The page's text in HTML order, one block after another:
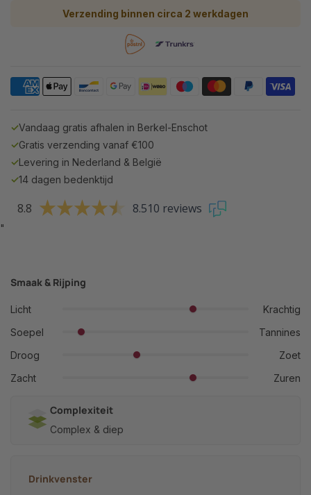
Verzending binnen circa 2 werkdagen
✓Vandaag gratis afhalen in Berkel-Enschot
✓Gratis verzending vanaf €100
✓Levering in Nederland & België
✓14 dagen bedenktijd
8.8 8.510 reviews
"
Smaak & Rijping
Licht
Krachtig
Soepel
Tannines
Droog
Zoet
Zacht
Zuren
Complexiteit
Complex & diep
Drinkvenster